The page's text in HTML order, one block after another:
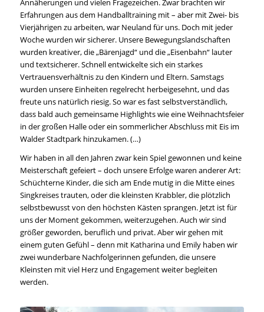
Erfahrungen aus dem Handballtraining mit – aber mit Zwei- bis
Vierjährigen zu arbeiten, war Neuland für uns. Doch mit jeder
Woche wurden wir sicherer. Unsere Bewegungslandschaften
wurden kreativer, die „Bärenjagd“ und die „Eisenbahn“ lauter
und textsicherer. Schnell entwickelte sich ein starkes
Vertrauensverhältnis zu den Kindern und Eltern. Samstags
wurden unsere Einheiten regelrecht herbeigesehnt, und das
freute uns natürlich riesig. So war es fast selbstverständlich,
dass bald auch gemeinsame Highlights wie eine Weihnachtsfeier
in der großen Halle oder ein sommerlicher Abschluss mit Eis im
Walder Stadtpark hinzukamen. (…)
Wir haben in all den Jahren zwar kein Spiel gewonnen und keine
Meisterschaft gefeiert – doch unsere Erfolge waren anderer Art:
Schüchterne Kinder, die sich am Ende mutig in die Mitte eines
Singkreises trauten, oder die kleinsten Krabbler, die plötzlich
selbstbewusst von den höchsten Kästen sprangen. Jetzt ist für
uns der Moment gekommen, weiterzugehen. Auch wir sind
größer geworden, beruflich und privat. Aber wir gehen mit
einem guten Gefühl – denn mit Katharina und Emily haben wir
zwei wunderbare Nachfolgerinnen gefunden, die unsere
Kleinsten mit viel Herz und Engagement weiter begleiten
werden.